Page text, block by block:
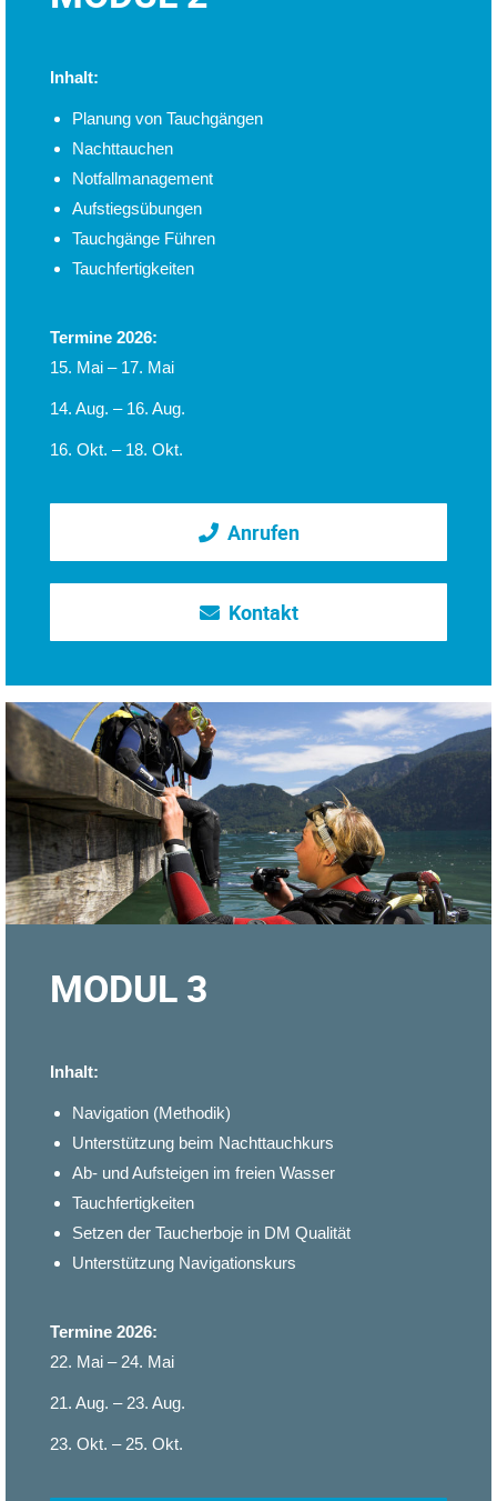
Inhalt:
Planung von Tauchgängen
Nachttauchen
Notfallmanagement
Aufstiegsübungen
Tauchgänge Führen
Tauchfertigkeiten
Termine 2026:
15. Mai – 17. Mai
14. Aug. – 16. Aug.
16. Okt. – 18. Okt.
Anrufen
Kontakt
MODUL 3
Inhalt:
Navigation (Methodik)
Unterstützung beim Nachttauchkurs
Ab- und Aufsteigen im freien Wasser
Tauchfertigkeiten
Setzen der Taucherboje in DM Qualität
Unterstützung Navigationskurs
Termine 2026:
22. Mai – 24. Mai
21. Aug. – 23. Aug.
23. Okt. – 25. Okt.